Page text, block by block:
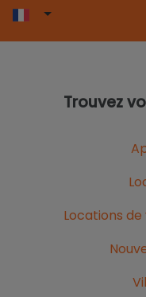
Trouvez
Locations